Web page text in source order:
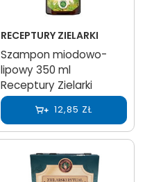
RECEPTURY ZIELARKI
Szampon miodowo-
lipowy 350 ml
Receptury Zielarki
12,85 ZŁ